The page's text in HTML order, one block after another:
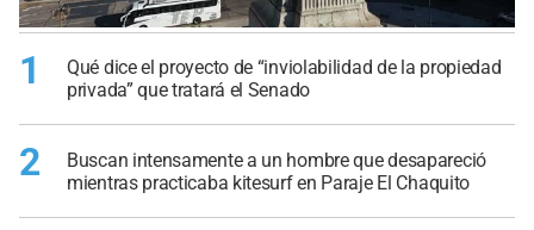
1
Qué dice el proyecto de “inviolabilidad de la propiedad
privada” que tratará el Senado
2
Buscan intensamente a un hombre que desapareció
mientras practicaba kitesurf en Paraje El Chaquito